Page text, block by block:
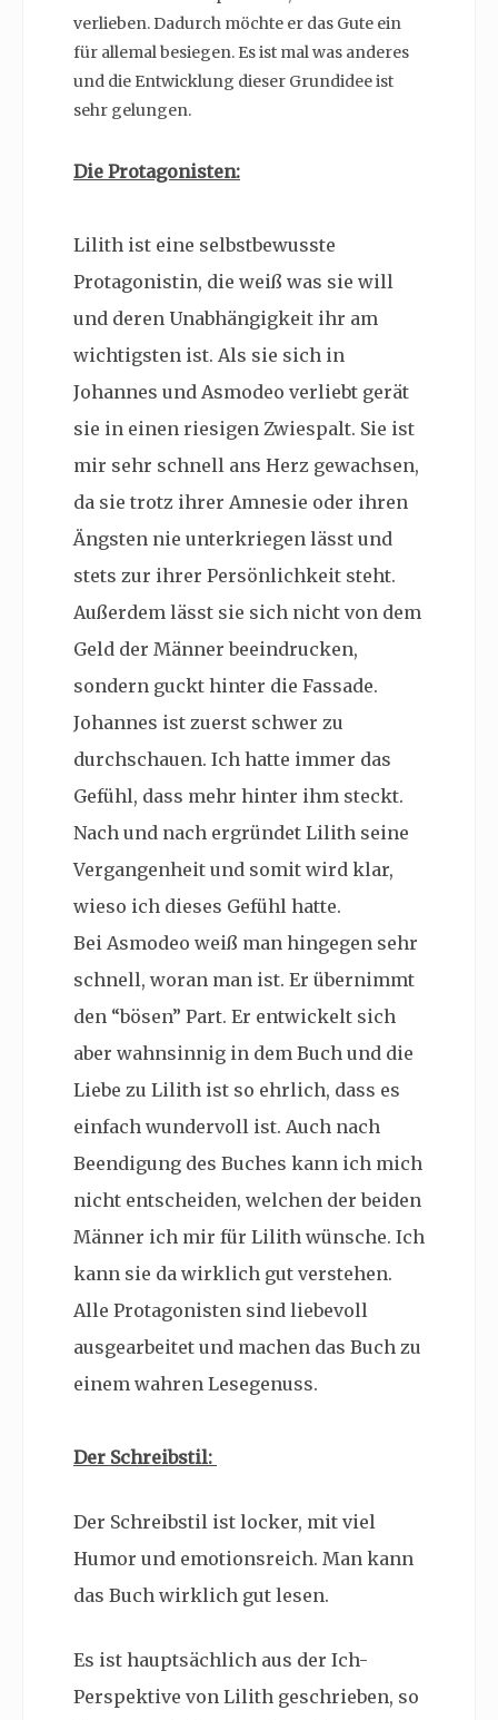
verlieben. Dadurch möchte er das Gute ein
für allemal besiegen. Es ist mal was anderes
und die Entwicklung dieser Grundidee ist
sehr gelungen.
Die Protagonisten:
Lilith ist eine selbstbewusste
Protagonistin, die weiß was sie will
und deren Unabhängigkeit ihr am
wichtigsten ist. Als sie sich in
Johannes und Asmodeo verliebt gerät
sie in einen riesigen Zwiespalt. Sie ist
mir sehr schnell ans Herz gewachsen,
da sie trotz ihrer Amnesie oder ihren
Ängsten nie unterkriegen lässt und
stets zur ihrer Persönlichkeit steht.
Außerdem lässt sie sich nicht von dem
Geld der Männer beeindrucken,
sondern guckt hinter die Fassade.
Johannes ist zuerst schwer zu
durchschauen. Ich hatte immer das
Gefühl, dass mehr hinter ihm steckt.
Nach und nach ergründet Lilith seine
Vergangenheit und somit wird klar,
wieso ich dieses Gefühl hatte.
Bei Asmodeo weiß man hingegen sehr
schnell, woran man ist. Er übernimmt
den “bösen” Part. Er entwickelt sich
aber wahnsinnig in dem Buch und die
Liebe zu Lilith ist so ehrlich, dass es
einfach wundervoll ist. Auch nach
Beendigung des Buches kann ich mich
nicht entscheiden, welchen der beiden
Männer ich mir für Lilith wünsche. Ich
kann sie da wirklich gut verstehen.
Alle Protagonisten sind liebevoll
ausgearbeitet und machen das Buch zu
einem wahren Lesegenuss.
Der Schreibstil:
Der Schreibstil ist locker, mit viel
Humor und emotionsreich. Man kann
das Buch wirklich gut lesen.
Es ist hauptsächlich aus der Ich-
Perspektive von Lilith geschrieben, so